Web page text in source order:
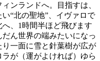
ンランドへ。目指すは、
“北の聖地”、イヴァロで
、1時間半ほど飛びます
ん世界の端みたいになっ
一面に雪と針葉樹が広が
が（運がよければ）ゆら